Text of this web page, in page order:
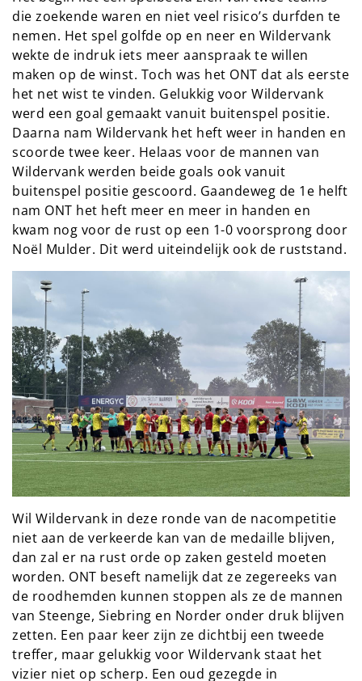
die zoekende waren en niet veel risico’s durfden te
nemen. Het spel golfde op en neer en Wildervank
wekte de indruk iets meer aanspraak te willen
maken op de winst. Toch was het ONT dat als eerste
het net wist te vinden. Gelukkig voor Wildervank
werd een goal gemaakt vanuit buitenspel positie.
Daarna nam Wildervank het heft weer in handen en
scoorde twee keer. Helaas voor de mannen van
Wildervank werden beide goals ook vanuit
buitenspel positie gescoord. Gaandeweg de 1e helft
nam ONT het heft meer en meer in handen en
kwam nog voor de rust op een 1-0 voorsprong door
Noël Mulder. Dit werd uiteindelijk ook de ruststand.
Wil Wildervank in deze ronde van de nacompetitie
niet aan de verkeerde kan van de medaille blijven,
dan zal er na rust orde op zaken gesteld moeten
worden. ONT beseft namelijk dat ze zegereeks van
de roodhemden kunnen stoppen als ze de mannen
van Steenge, Siebring en Norder onder druk blijven
zetten. Een paar keer zijn ze dichtbij een tweede
treffer, maar gelukkig voor Wildervank staat het
vizier niet op scherp. Een oud gezegde in